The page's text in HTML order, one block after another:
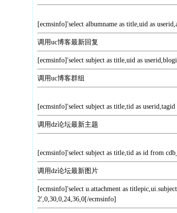
[ecmsinfo]'select albumname as title,uid as
调用uc博客最新回复
[ecmsinfo]'select subject as title,uid as
调用uc博客群组
[ecmsinfo]'select subject as title,tid as
调用dz论坛最新主题
[ecmsinfo]'select subject as title,tid as id from
调用dz论坛最新图片
[ecmsinfo]'select u.attachment as
2',0,30,0,24,36,0[/ecmsinfo]